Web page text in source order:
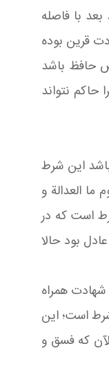
با فاصله
قرين بوده
حافظ باشد
نتواند
اين شرط
العدالة و
است که در
بود حالا
همراه
است؛ اين
که فسق و